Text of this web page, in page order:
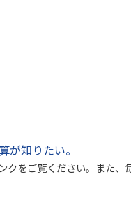
が知りたい。
クをご覧ください。また、